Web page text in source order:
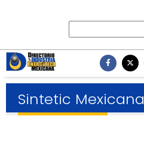
Sintetic Mexicana